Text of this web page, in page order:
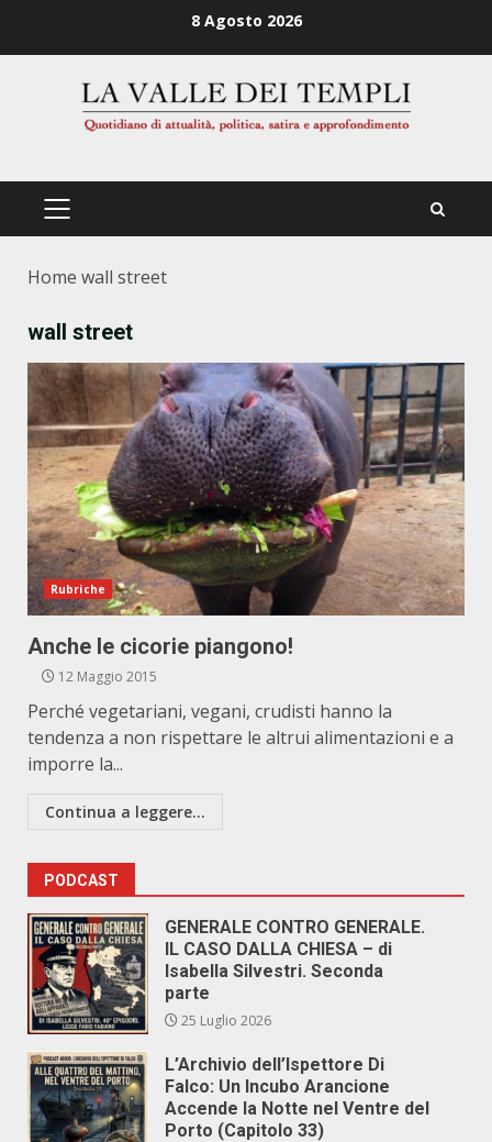
8 Agosto 2026
PRIMÄRES
Home wall street
wall street
Rubriche
Anche le cicorie piangono!
12 Maggio 2015
Perché vegetariani, vegani, crudisti hanno la
tendenza a non rispettare le altrui alimentazioni e a
imporre la...
Continua a leggere...
PODCAST
GENERALE CONTRO GENERALE.
IL CASO DALLA CHIESA – di
Isabella Silvestri. Seconda
parte
25 Luglio 2026
L’Archivio dell’Ispettore Di
Falco: Un Incubo Arancione
Accende la Notte nel Ventre del
Porto (Capitolo 33)